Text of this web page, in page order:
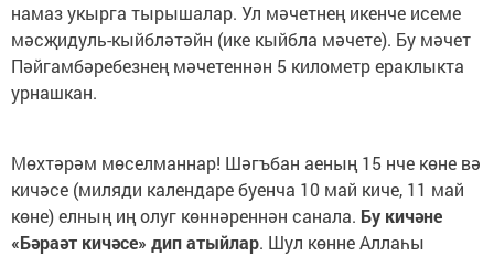
намаз укырга тырышалар. Ул мәчетнең икенче исеме
мәсҗидуль-кыйбләтәйн (ике кыйбла мәчете). Бу мәчет
Пәйгамбәребезнең мәчетеннән 5 километр ераклыкта
урнашкан.
Мөхтәрәм мөселманнар! Шәгъбан аеның 15 нче көне вә
кичәсе (миляди календаре буенча 10 май киче, 11 май
көне) елның иң олуг көннәреннән санала. Бу кичәне
«Бәраәт кичәсе» дип атыйлар. Шул көнне Аллаһы